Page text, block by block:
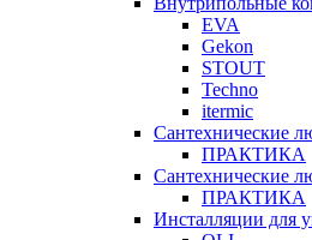
EVA
Gekon
STOUT
Techno
itermic
Сантехнические
ПРАКТИКА
Сантехнические
ПРАКТИКА
Инсталляции для